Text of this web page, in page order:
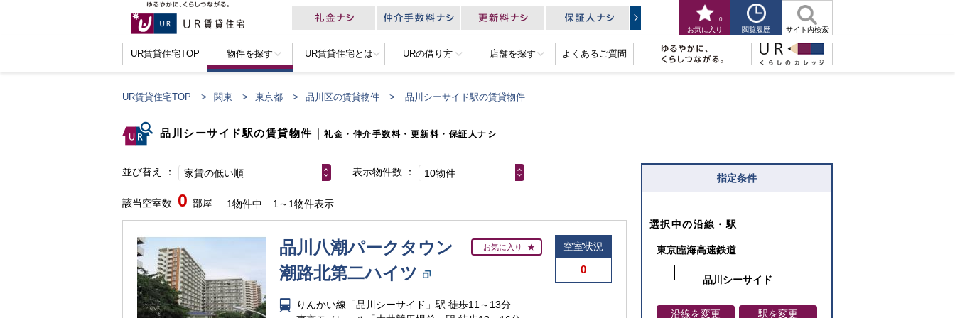
お気に入り
0
閲覧履歴 サイト内検索
UR賃貸住宅TOP 物件を探す UR賃貸住宅とは URの借り方 店舗を探す よくあるご質問
UR賃貸住宅TOP 関東 東京都 品川区の賃貸物件 品川シーサイド駅の賃貸物件
品川シーサイド駅の賃貸物件 ｜礼金・仲介手数料・更新料・保証人ナシ
並び替え 家賃の低い順 表示物件数 10物件
該当空室数 0 部屋 1物件中 1～1物件表示
品川八潮パークタウン
潮路北第二ハイツ
お気に入り
りんかい線「品川シーサイド」駅 徒歩11～13分
空室状況
0
指定条件
選択中の沿線・駅
東京臨海高速鉄道
品川シーサイド
沿線を変更 駅を変更